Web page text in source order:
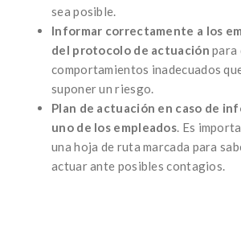
sea posible.
Informar correctamente a los
del protocolo de actuación para
comportamientos inadecuados
suponer un riesgo.
Plan de actuación en caso de
uno de los empleados. Es
una hoja de ruta marcada para
actuar ante posibles contagios.